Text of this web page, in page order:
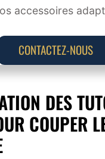
accessoires
CONTACTEZ-NOUS
DES
COUPER